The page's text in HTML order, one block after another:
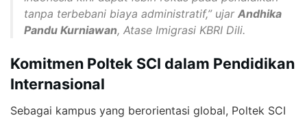
tanpa terbebani biaya administratif,” ujar Andhika
Pandu Kurniawan, Atase Imigrasi KBRI Dili.
Komitmen Poltek SCI dalam Pendidikan
Internasional
Sebagai kampus yang berorientasi global, Poltek SCI